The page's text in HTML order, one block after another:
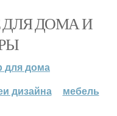
ДЛЯ ДОМА И
для дома
дизайна мебель